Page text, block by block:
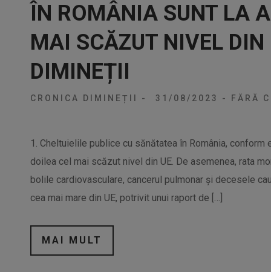
ÎN ROMÂNIA SUNT LA
MAI SCĂZUT NIVEL
DIMINEȚII
CRONICA DIMINEȚII - 31/08/2023 - FĂRĂ
1. Cheltuielile publice cu sănătatea în România,
doilea cel mai scăzut nivel din UE. De asemenea, rata
bolile cardiovasculare, cancerul pulmonar și decesele
cea mai mare din UE, potrivit unui raport de […]
MAI MULT